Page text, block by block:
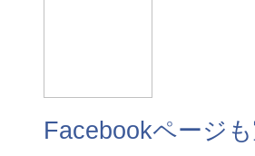
Facebookページ